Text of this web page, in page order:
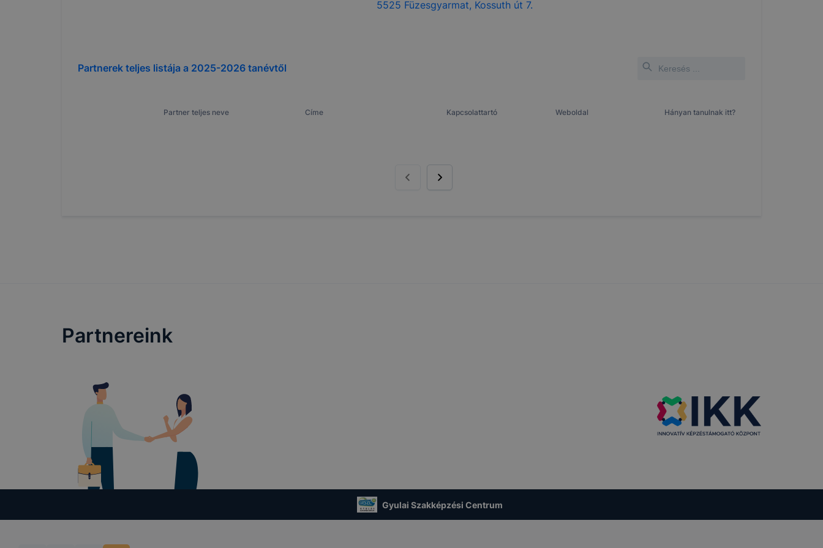
5525 Füzesgyarmat, Kossuth út 7.
Partnerek teljes listája a 2025-2026 tanévtől
Partner teljes neve Címe Kapcsolattartó Weboldal Hányan tanulnak itt?
Partnereink
Gyulai Szakképzési Centrum